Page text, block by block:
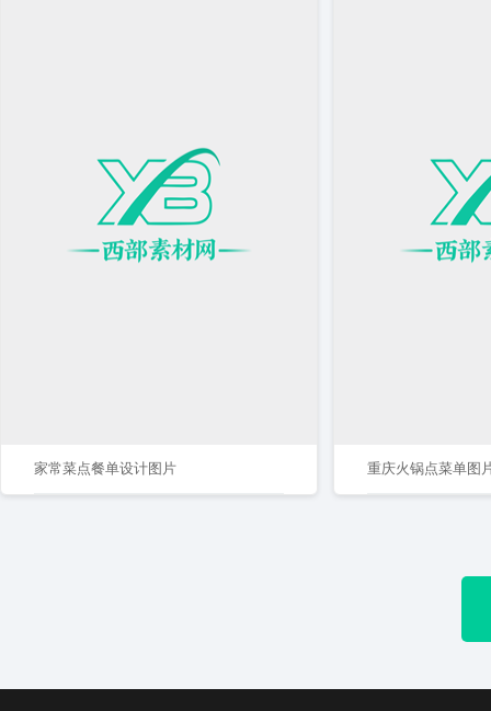
家常菜点餐单设计图片 重庆火锅点菜单图